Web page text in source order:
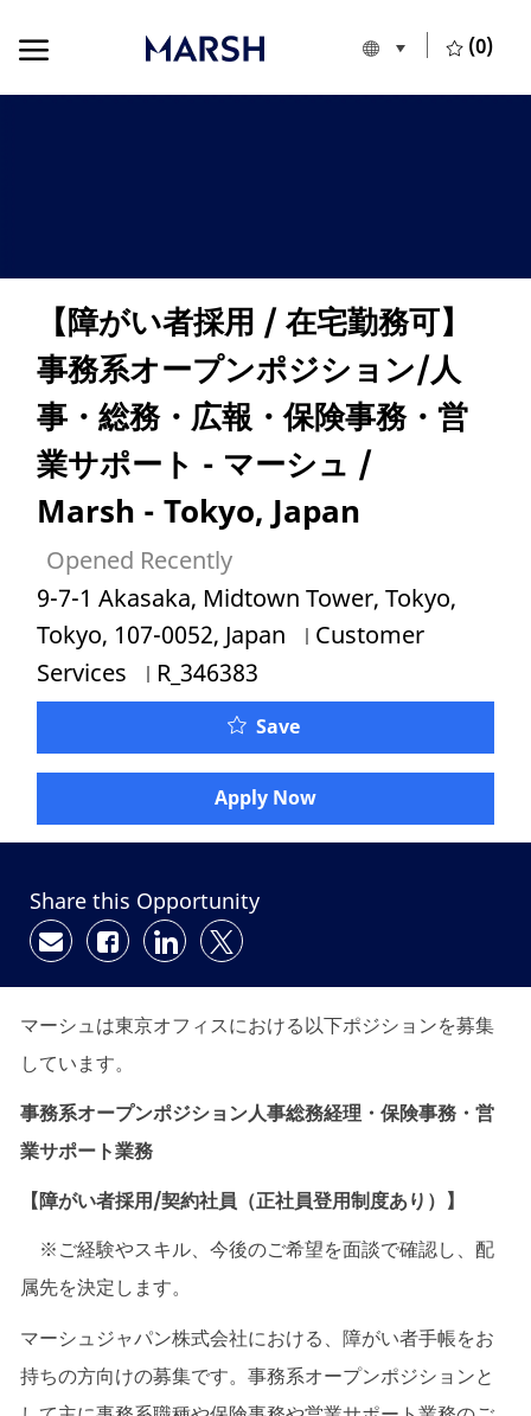
Language
European Union
(0)
【障がい者採用 / 在宅勤務可】
事務系オープンポジション/人
事・総務・広報・保険事務・営
業サポート - マーシュ /
Marsh - Tokyo, Japan
Opened Recently
Location
9-7-1 Akasaka, Midtown Tower, Tokyo,
Tokyo, 107-0052, Japan
Category
Customer
Services
Job Id
R_346383
Save
Apply Now
Share this Opportunity
Share via email
Share via Facebook
Share via LinkedIn
Share via twitter
マーシュは東京オフィスにおける以下ポジションを募集
しています。
事務系オープンポジション人事総務経理・保険事務・営
業サポート業務
【障がい者採用/契約社員（正社員登用制度あり）】
※ご経験やスキル、今後のご希望を面談で確認し、配
属先を決定します。
マーシュジャパン株式会社における、障がい者手帳をお
持ちの方向けの募集です。事務系オープンポジションと